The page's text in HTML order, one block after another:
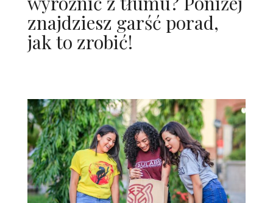
znajdziesz garść porad,
jak to zrobić!